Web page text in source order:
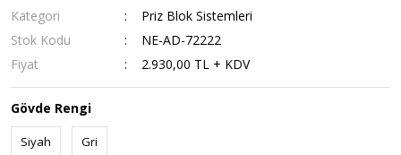
Kategori
Priz Blok Sistemleri
Stok Kodu
NE-AD-72222
Fiyat
2.930,00 TL + KDV
Gövde Rengi
Siyah Gri